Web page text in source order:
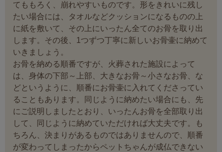
てももろく、崩れやすいものです。形をきれいに残し
たい場合には、タオルなどクッションになるものの上
に紙を敷いて、その上にいったん全てのお骨を取り出
します。その後、1つずつ丁寧に新しいお骨壷に納めて
いきましょう。
お骨を納める順番ですが、火葬された施設によって
は、身体の下部～上部、大きなお骨～小さなお骨、な
どというように、順番にお骨壷に入れてくださってい
ることもあります。同じように納めたい場合にも、先
にご説明しましたとおり、いったんお骨を全部取り出
して、同じように納めていただければ大丈夫です。も
ちろん、決まりがあるものではありませんので、順番
が変わってしまったからペットちゃんが成仏できない